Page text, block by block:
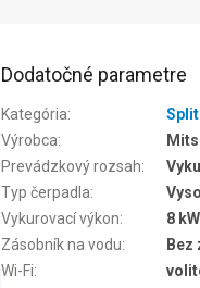
Dodatočné parametre
Kategória:
Split
Výrobca:
Prevádzkový rozsah:
Typ čerpadla:
Vykurovací výkon:
8 kW
Zásobník na vodu:
Bez
Wi-Fi: